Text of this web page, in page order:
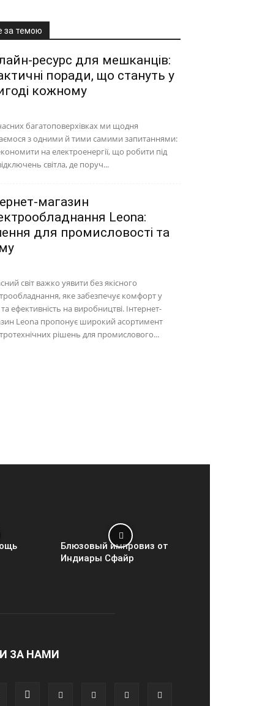
за темою
ресурс для мешканців:
поради, що стануть у
кожному
багатоповерхівках ми щодня
з одними й тими самими запитаннями:
на електроенергії, що робити під
світла, де поруч...
магазин
Leona:
для промисловості та
світ важко уявити без якісного
яке забезпечує комфорт у
ефективність на виробництві. Інтернет-
Leona пропонує широкий асортимент
рішень для промислового...
Блюзовый импровиз от
Индиары Сфайр
ЗА НАМИ